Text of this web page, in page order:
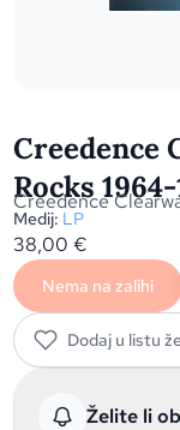
Creedence
Rocks 1964-
Creedence
Medij: LP
38,00€
Nema na zalihi
Dodaj u listu
Želite li